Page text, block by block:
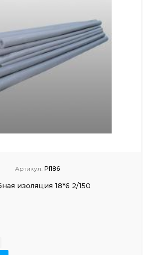
Артикул: PI186
изоляция 18*6 2/150